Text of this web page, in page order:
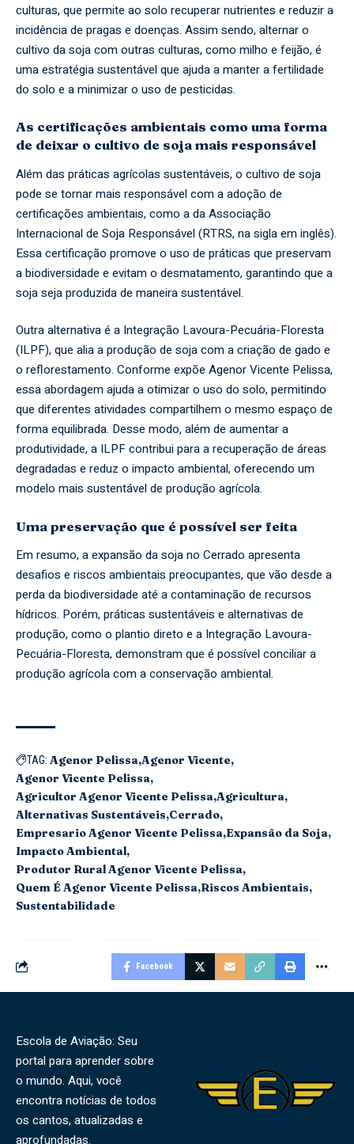
culturas, que permite ao solo recuperar nutrientes e reduzir a
incidência de pragas e doenças. Assim sendo, alternar o
cultivo da soja com outras culturas, como milho e feijão, é
uma estratégia sustentável que ajuda a manter a fertilidade
do solo e a minimizar o uso de pesticidas.
As certificações ambientais como uma forma
de deixar o cultivo de soja mais responsável
Além das práticas agrícolas sustentáveis, o cultivo de soja
pode se tornar mais responsável com a adoção de
certificações ambientais, como a da Associação
Internacional de Soja Responsável (RTRS, na sigla em inglês).
Essa certificação promove o uso de práticas que preservam
a biodiversidade e evitam o desmatamento, garantindo que a
soja seja produzida de maneira sustentável.
Outra alternativa é a Integração Lavoura-Pecuária-Floresta
(ILPF), que alia a produção de soja com a criação de gado e
o reflorestamento. Conforme expõe Agenor Vicente Pelissa,
essa abordagem ajuda a otimizar o uso do solo, permitindo
que diferentes atividades compartilhem o mesmo espaço de
forma equilibrada. Desse modo, além de aumentar a
produtividade, a ILPF contribui para a recuperação de áreas
degradadas e reduz o impacto ambiental, oferecendo um
modelo mais sustentável de produção agrícola.
Uma preservação que é possível ser feita
Em resumo, a expansão da soja no Cerrado apresenta
desafios e riscos ambientais preocupantes, que vão desde a
perda da biodiversidade até a contaminação de recursos
hídricos. Porém, práticas sustentáveis e alternativas de
produção, como o plantio direto e a Integração Lavoura-
Pecuária-Floresta, demonstram que é possível conciliar a
produção agrícola com a conservação ambiental.
TAG: Agenor Pelissa Agenor Vicente
Agenor Vicente Pelissa
Agricultor Agenor Vicente Pelissa Agricultura
Alternativas Sustentáveis Cerrado
Empresario Agenor Vicente Pelissa Expansão da Soja
Impacto Ambiental
Produtor Rural Agenor Vicente Pelissa
Quem É Agenor Vicente Pelissa Riscos Ambientais
Sustentabilidade
Facebook
Escola de Aviação: Seu
portal para aprender sobre
o mundo. Aqui, você
encontra notícias de todos
os cantos, atualizadas e
aprofundadas.